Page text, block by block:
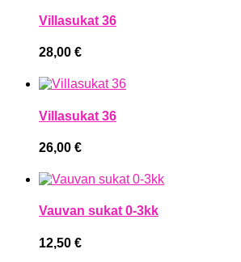
Villasukat 36
28,00 €
Villasukat 36
26,00 €
Vauvan sukat 0-3kk
12,50 €